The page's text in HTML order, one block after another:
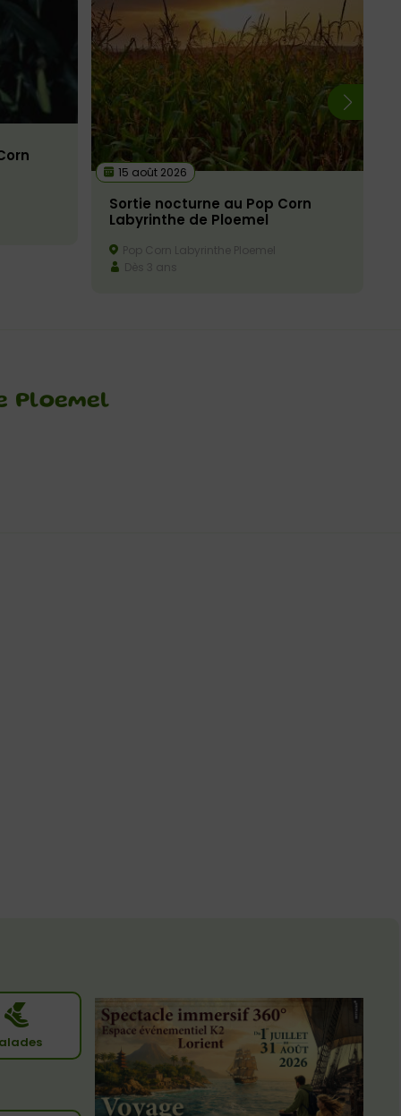
15 août 2026
Sortie nocturne au Pop Corn
Labyrinthe de Ploemel
Pop Corn Labyrinthe Ploemel
Dès 3 ans
Ploemel